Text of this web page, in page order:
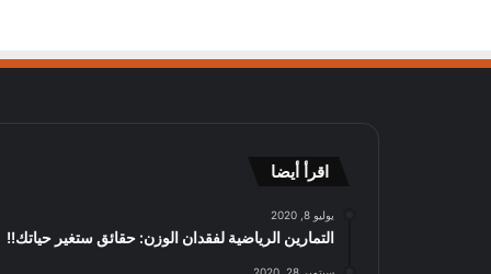
اقرأ أيضا
يوليو 8, 2020
التمارين الرياضية لفقدان الوزن: حقائق ستغير حياتك!!